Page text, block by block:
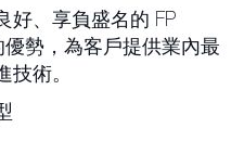
好、享負盛名的 FP
優勢，為客戶提供業內最
技術。